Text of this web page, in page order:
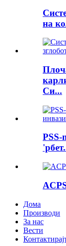
на
Си...
PSS-
Дома
Производи
За нас
Вести